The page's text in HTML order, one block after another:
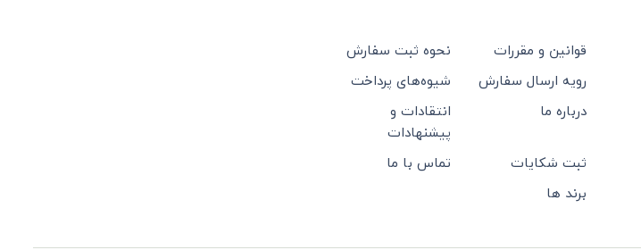
قوانین و مقررات
نحوه ثبت سفارش
رویه ارسال سفارش
شیوه‌های پرداخت
درباره ما
انتقادات و
پیشنهادات
ثبت شکایات
تماس با ما
برند ها